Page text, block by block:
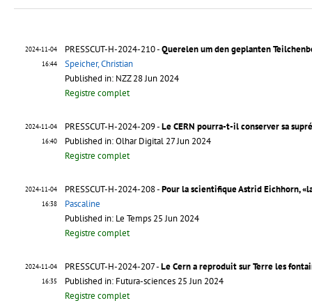
2024-11-04
16:44
PRESSCUT-H-2024-210 -Querelen um den geplanten
Speicher, Christian
Published in: NZZ 28 Jun 2024
Registre complet
2024-11-04
16:40
PRESSCUT-H-2024-209 -Le CERN pourra-t-il conserver sa
Published in: Olhar Digital 27 Jun 2024
Registre complet
2024-11-04
16:38
PRESSCUT-H-2024-208 -Pour la scientifique Astrid Eichhorn,
Pascaline
Published in: Le Temps 25 Jun 2024
Registre complet
2024-11-04
16:35
PRESSCUT-H-2024-207 -Le Cern a reproduit sur Terre les
Published in: Futura-sciences 25 Jun 2024
Registre complet